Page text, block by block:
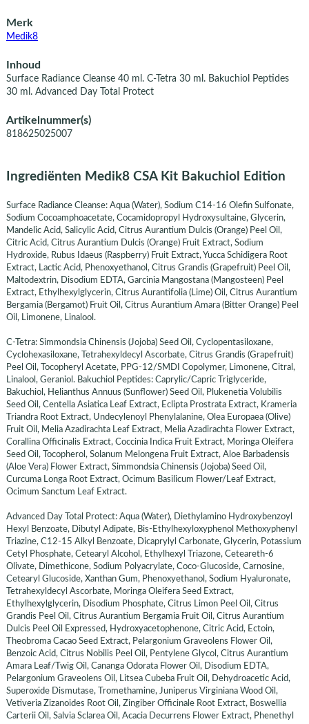
Merk
Medik8
Inhoud
Surface Radiance Cleanse 40 ml. C-Tetra 30 ml. Bakuchiol Peptides
30 ml. Advanced Day Total Protect
Artikelnummer(s)
818625025007
Ingrediënten Medik8 CSA Kit Bakuchiol Edition
Surface Radiance Cleanse: Aqua (Water), Sodium C14-16 Olefin Sulfonate,
Sodium Cocoamphoacetate, Cocamidopropyl Hydroxysultaine, Glycerin,
Mandelic Acid, Salicylic Acid, Citrus Aurantium Dulcis (Orange) Peel Oil,
Citric Acid, Citrus Aurantium Dulcis (Orange) Fruit Extract, Sodium
Hydroxide, Rubus Idaeus (Raspberry) Fruit Extract, Yucca Schidigera Root
Extract, Lactic Acid, Phenoxyethanol, Citrus Grandis (Grapefruit) Peel Oil,
Maltodextrin, Disodium EDTA, Garcinia Mangostana (Mangosteen) Peel
Extract, Ethylhexylglycerin, Citrus Aurantifolia (Lime) Oil, Citrus Aurantium
Bergamia (Bergamot) Fruit Oil, Citrus Aurantium Amara (Bitter Orange) Peel
Oil, Limonene, Linalool.
C-Tetra: Simmondsia Chinensis (Jojoba) Seed Oil, Cyclopentasiloxane,
Cyclohexasiloxane, Tetrahexyldecyl Ascorbate, Citrus Grandis (Grapefruit)
Peel Oil, Tocopheryl Acetate, PPG-12/SMDI Copolymer, Limonene, Citral,
Linalool, Geraniol. Bakuchiol Peptides: Caprylic/Capric Triglyceride,
Bakuchiol, Helianthus Annuus (Sunflower) Seed Oil, Plukenetia Volubilis
Seed Oil, Centella Asiatica Leaf Extract, Eclipta Prostrata Extract, Krameria
Triandra Root Extract, Undecylenoyl Phenylalanine, Olea Europaea (Olive)
Fruit Oil, Melia Azadirachta Leaf Extract, Melia Azadirachta Flower Extract,
Corallina Officinalis Extract, Coccinia Indica Fruit Extract, Moringa Oleifera
Seed Oil, Tocopherol, Solanum Melongena Fruit Extract, Aloe Barbadensis
(Aloe Vera) Flower Extract, Simmondsia Chinensis (Jojoba) Seed Oil,
Curcuma Longa Root Extract, Ocimum Basilicum Flower/Leaf Extract,
Ocimum Sanctum Leaf Extract.
Advanced Day Total Protect: Aqua (Water), Diethylamino Hydroxybenzoyl
Hexyl Benzoate, Dibutyl Adipate, Bis-Ethylhexyloxyphenol Methoxyphenyl
Triazine, C12-15 Alkyl Benzoate, Dicaprylyl Carbonate, Glycerin, Potassium
Cetyl Phosphate, Cetearyl Alcohol, Ethylhexyl Triazone, Ceteareth-6
Olivate, Dimethicone, Sodium Polyacrylate, Coco-Glucoside, Carnosine,
Cetearyl Glucoside, Xanthan Gum, Phenoxyethanol, Sodium Hyaluronate,
Tetrahexyldecyl Ascorbate, Moringa Oleifera Seed Extract,
Ethylhexylglycerin, Disodium Phosphate, Citrus Limon Peel Oil, Citrus
Grandis Peel Oil, Citrus Aurantium Bergamia Fruit Oil, Citrus Aurantium
Dulcis Peel Oil Expressed, Hydroxyacetophenone, Citric Acid, Ectoin,
Theobroma Cacao Seed Extract, Pelargonium Graveolens Flower Oil,
Benzoic Acid, Citrus Nobilis Peel Oil, Pentylene Glycol, Citrus Aurantium
Amara Leaf/Twig Oil, Cananga Odorata Flower Oil, Disodium EDTA,
Pelargonium Graveolens Oil, Litsea Cubeba Fruit Oil, Dehydroacetic Acid,
Superoxide Dismutase, Tromethamine, Juniperus Virginiana Wood Oil,
Vetiveria Zizanoides Root Oil, Zingiber Officinale Root Extract, Boswellia
Carterii Oil, Salvia Sclarea Oil, Acacia Decurrens Flower Extract, Phenethyl